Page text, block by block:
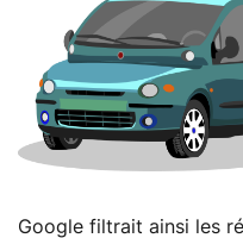
Google filtrait ainsi les